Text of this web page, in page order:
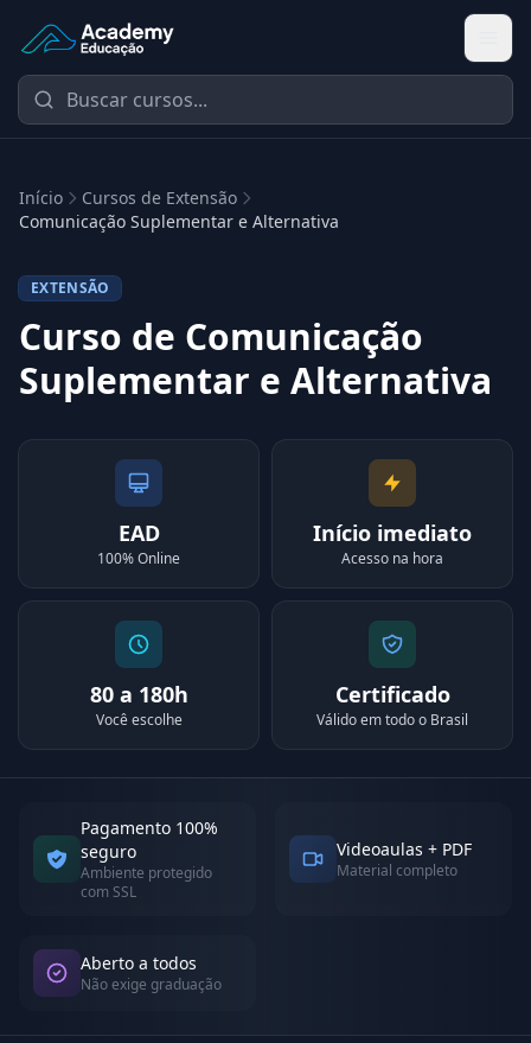
Academy Extensão
Início
Cursos de Extensão
Comunicação Suplementar e Alternativa
EXTENSÃO
Curso de Comunicação
Suplementar e Alternativa
EAD
100% Online
Início imediato
Acesso na hora
80 a 180h
Você escolhe
Certificado
Válido em todo o Brasil
Pagamento 100%
seguro
Ambiente protegido
com SSL
Videoaulas + PDF
Material completo
Aberto a todos
Não exige graduação